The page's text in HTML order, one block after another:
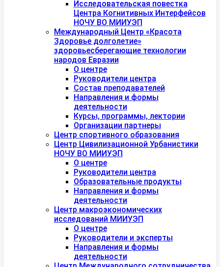
Исследовательская повестка
Центра Когнитивных Интерфейсов
НОЧУ ВО МИИУЭП
Международный Центр «Красота
Здоровье долголетие»
здоровьесберегающие технологии
народов Евразии
О центре
Руководители центра
Состав преподавателей
Направления и формы
деятельности
Курсы, программы, лектории
Организации партнеры
Центр спортивного образования
Центр Цивилизационной Урбанистики
НОЧУ ВО МИИУЭП
О центре
Руководители центра
Образовательные продукты
Направления и формы
деятельности
Центр макроэкономических
исследований МИИУЭП
О центре
Руководители и эксперты
Направления и формы
деятельности